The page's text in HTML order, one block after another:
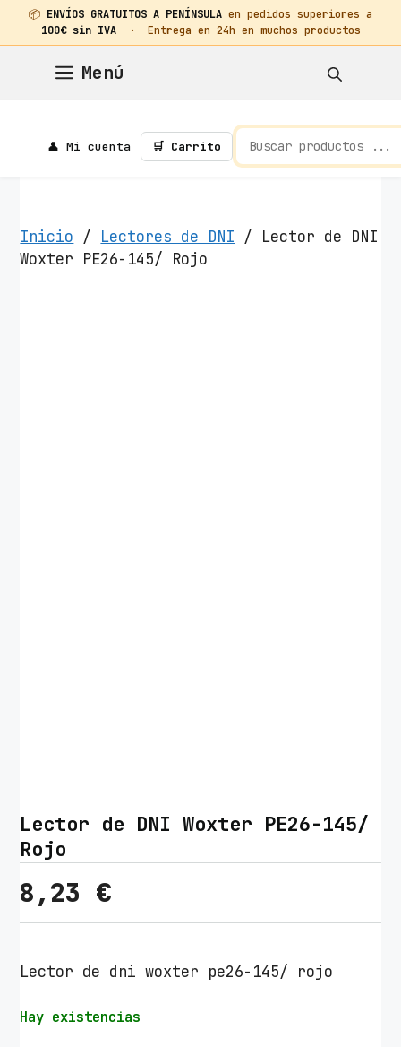
📦 ENVÍOS GRATUITOS A PENÍNSULA en pedidos superiores a
100€ sin IVA· Entrega en 24h en muchos productos
contenido
Menú
👤 Mi cuenta 🛒 Carrito
Inicio / Lectores de DNI / Lector de DNI
Woxter PE26-145/ Rojo
Lector de DNI Woxter PE26-145/
Rojo
8,23 €
Lector de dni woxter pe26-145/ rojo
Hay existencias